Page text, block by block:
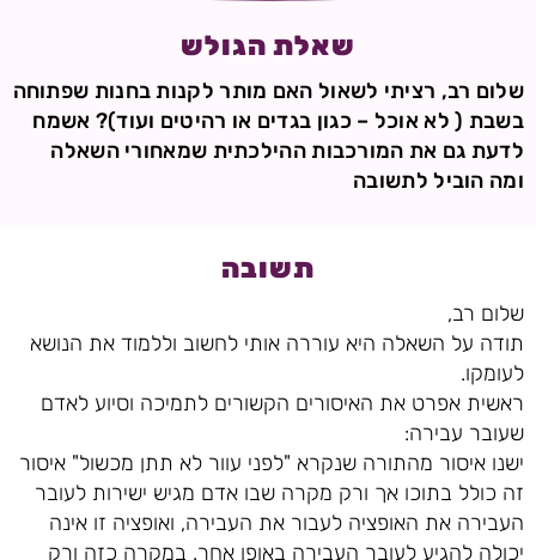
שאלת הגולש
שלום רב, רציתי לשאול האם מותר לקנות בחנות שפתוחה
בשבת ( לא אוכל – כגון בגדים או רהיטים ועוד)? אשמח
לדעת גם את המורכבות ההילכתית שמאחורי השאלה
ומה הוביל לתשובה
תשובה
שלום רב,
תודה על השאלה היא עוררה אותי לחשוב וללמוד את הנושא
לעומקו.
ראשית אפרט את האיסורים הקשורים לתמיכה וסיוע לאדם
שעובר עבירה:
ישנו איסור מהתורה שנקרא "לפני עוור לא תתן מכשול" איסור
זה כולל בתוכו אך ורק מקרה שבו אדם מגיש ישירות לעובר
העבירה את האופציה לעבור את העבירה, ואופציה זו אינה
יכולה להגיע לעובר העבירה באופן אחר. במקרה כזה ורק